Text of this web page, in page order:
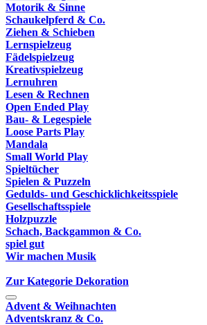
Motorik & Sinne
Schaukelpferd & Co.
Ziehen & Schieben
Lernspielzeug
Fädelspielzeug
Kreativspielzeug
Lernuhren
Lesen & Rechnen
Open Ended Play
Bau- & Legespiele
Loose Parts Play
Mandala
Small World Play
Spieltücher
Spielen & Puzzeln
Gedulds- und Geschicklichkeitsspiele
Gesellschaftsspiele
Holzpuzzle
Schach, Backgammon & Co.
spiel gut
Wir machen Musik
Zur Kategorie Dekoration
Advent & Weihnachten
Adventskranz & Co.